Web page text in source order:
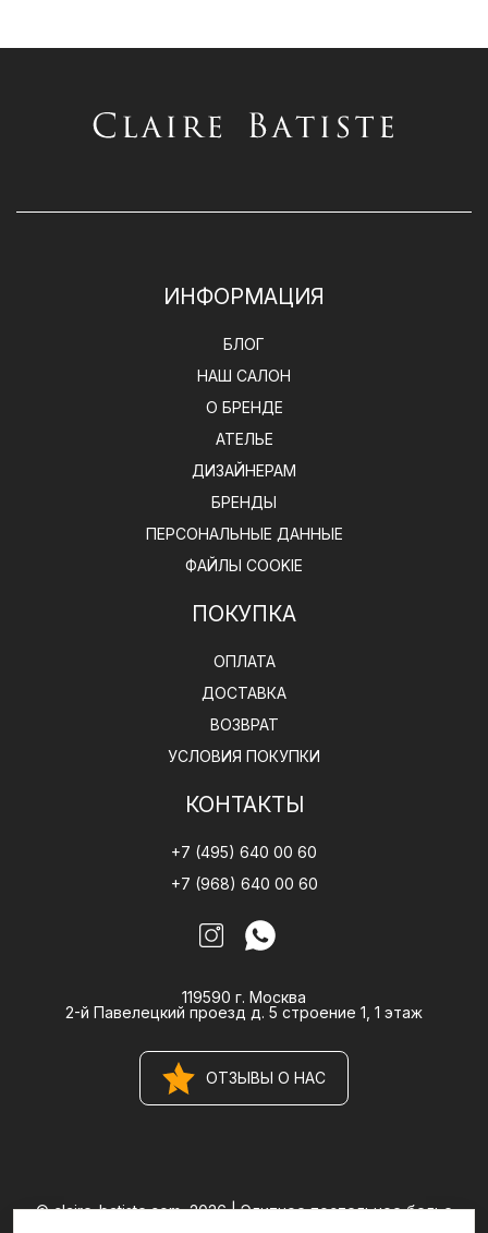
ИНФОРМАЦИЯ
БЛОГ
НАШ САЛОН
О БРЕНДЕ
АТЕЛЬЕ
ДИЗАЙНЕРАМ
БРЕНДЫ
ПЕРСОНАЛЬНЫЕ ДАННЫЕ
ФАЙЛЫ COOKIE
ПОКУПКА
ОПЛАТА
ДОСТАВКА
ВОЗВРАТ
УСЛОВИЯ ПОКУПКИ
КОНТАКТЫ
+7 (495) 640 00 60
+7 (968) 640 00 60
119590 г. Москва
2-й Павелецкий проезд д. 5 строение 1, 1 этаж
ОТЗЫВЫ О НАС
© claire-batiste.com, 2026 |Элитное постельное белье